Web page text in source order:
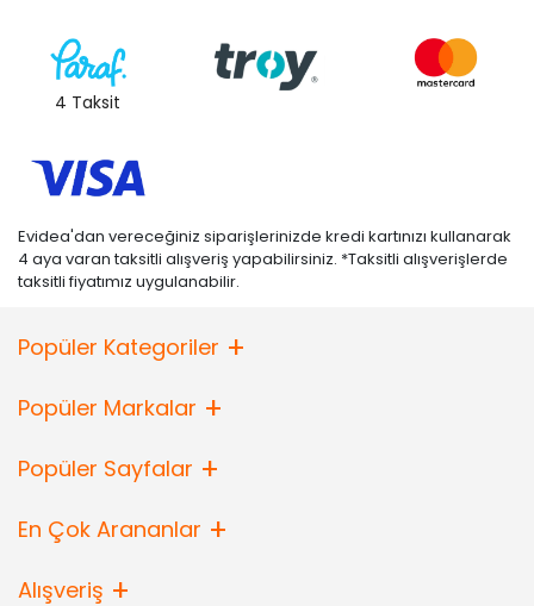
4 Taksit
Evidea'dan vereceğiniz siparişlerinizde kredi kartınızı kullanarak
4 aya varan taksitli alışveriş yapabilirsiniz. *Taksitli alışverişlerde
taksitli fiyatımız uygulanabilir.
Popüler Kategoriler
Popüler Markalar
Popüler Sayfalar
En Çok Arananlar
Alışveriş